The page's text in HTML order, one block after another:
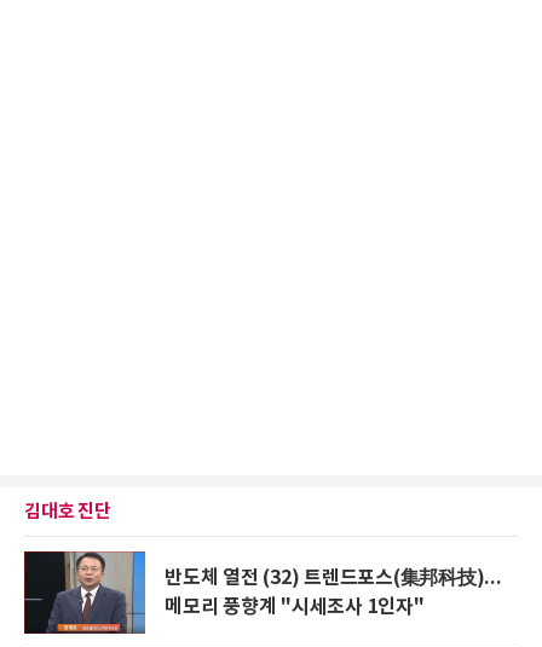
김대호 진단
반도체 열전 (32) 트렌드포스(集邦科技)...
메모리 풍향계 "시세조사 1인자"